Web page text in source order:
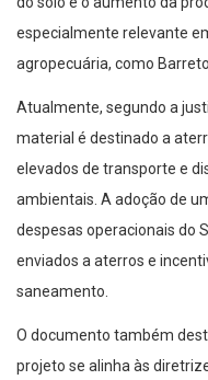
especialmente relevante
agropecuária, como
Atualmente, segundo a
material é destinado a
elevados de transporte e
ambientais. A adoção de
despesas operacionais do
enviados a aterros e
saneamento.
O documento também
projeto se alinha às